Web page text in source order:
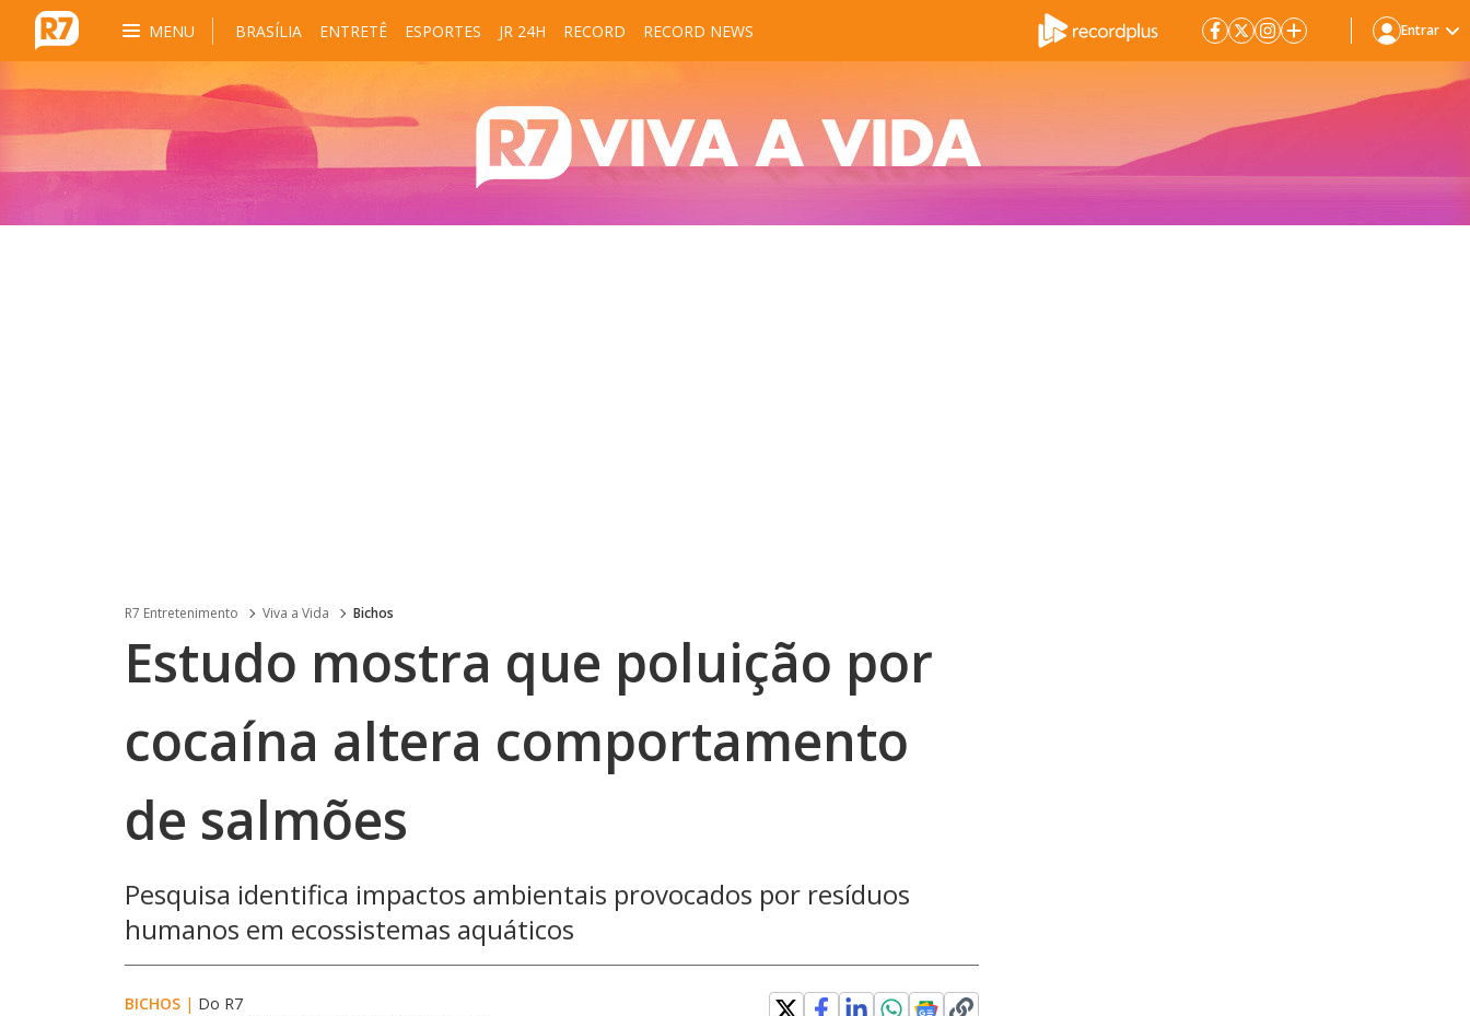
MENU BRASÍLIA ENTRETÊ ESPORTES JR 24H RECORD RECORD NEWS Entrar
R7 Entretenimento Viva a Vida Bichos
Estudo mostra que poluição por
cocaína altera comportamento
de salmões
Pesquisa identifica impactos ambientais provocados por resíduos
humanos em ecossistemas aquáticos
BICHOS | Do R7